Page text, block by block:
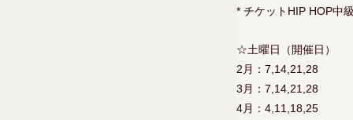
* チケットHIP HOP
☆土曜日（開催日）
2月：7,14,21,28
3月：7,14,21,28
4月：4,11,18,25